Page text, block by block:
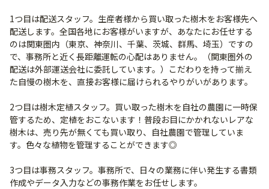
1つ目は配送スタッフ。生産者様から買い取った樹木をお客様先へ
配送します。全国各地にお客様がいますが、あなたにお任せする
のは関東圏内（東京、神奈川、千葉、茨城、群馬、埼玉）ですの
で、事務所と近く長距離運転の心配はありません。（関東圏外の
配送は外部運送会社に委託しています。）こだわりを持って揃え
た自慢の樹木を、直接お客様に届けられるやりがいがあります。
2つ目は樹木定植スタッフ。買い取った樹木を自社の農園に一時保
管するため、定植をおこないます！普段お目にかかれないレアな
樹木は、売り先が無くても買い取り、自社農園で管理していま
す。色々な植物を管理することができます◎
3つ目は事務スタッフ。事務所で、日々の業務に伴い発生する書類
作成やデータ入力などの事務作業をお任せします。